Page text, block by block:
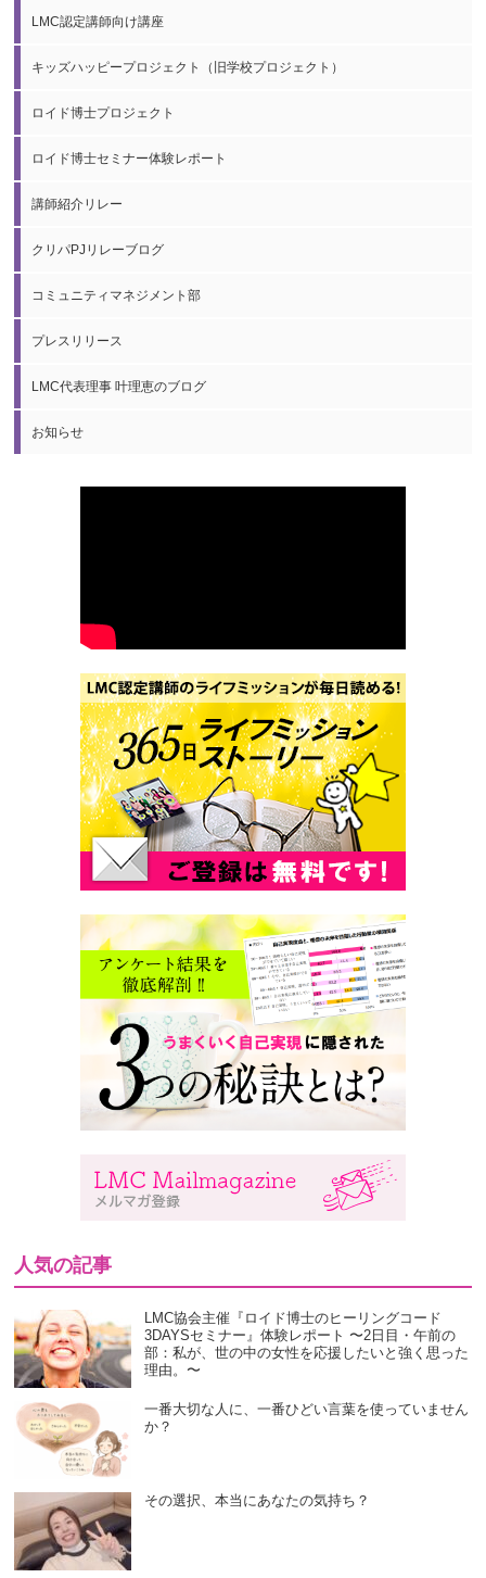
LMC認定講師向け講座
キッズハッピープロジェクト（旧学校プロジェクト）
ロイド博士プロジェクト
ロイド博士セミナー体験レポート
講師紹介リレー
クリパPJリレーブログ
コミュニティマネジメント部
プレスリリース
LMC代表理事 叶理恵のブログ
お知らせ
人気の記事
LMC協会主催『ロイド博士のヒーリングコード
3DAYSセミナー』体験レポート 〜2日目・午前の
部：私が、世の中の女性を応援したいと強く思った
理由。〜
一番大切な人に、一番ひどい言葉を使っていません
か？
その選択、本当にあなたの気持ち？